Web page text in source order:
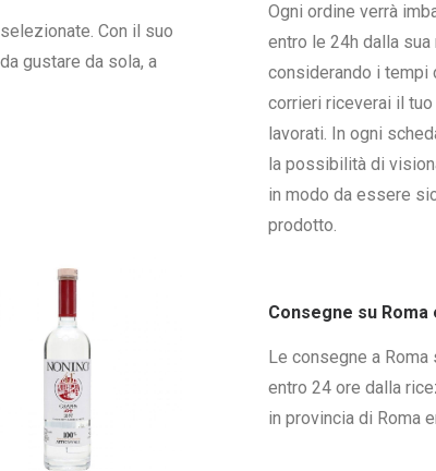
Con il suo
gustare da sola, a
Ogni ordine verrà
entro le 24h dalla
considerando i tempi
corrieri riceverai il
lavorati. In ogni
la possibilità di
in modo da essere
prodotto.
Consegne su
Le consegne a
entro 24 ore dalla
in provincia di Roma